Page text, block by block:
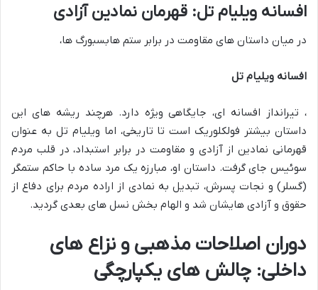
افسانه ویلیام تل: قهرمان نمادین آزادی
در میان داستان های مقاومت در برابر ستم هابسبورگ ها،
افسانه ویلیام تل
، تیرانداز افسانه ای، جایگاهی ویژه دارد. هرچند ریشه های این
داستان بیشتر فولکلوریک است تا تاریخی، اما ویلیام تل به عنوان
قهرمانی نمادین از آزادی و مقاومت در برابر استبداد، در قلب مردم
سوئیس جای گرفت. داستان او، مبارزه یک مرد ساده با حاکم ستمگر
(گسلر) و نجات پسرش، تبدیل به نمادی از اراده مردم برای دفاع از
حقوق و آزادی هایشان شد و الهام بخش نسل های بعدی گردید.
دوران اصلاحات مذهبی و نزاع های
داخلی: چالش های یکپارچگی